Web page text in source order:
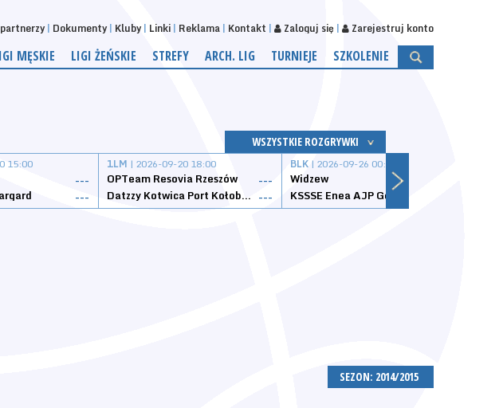
Dokumenty Kluby Linki Reklama Kontakt Zaloguj się Zarejestruj konto
MĘSKIE LIGI ŻEŃSKIE STREFY ARCH. LIG TURNIEJE SZKOLENIE
WSZYSTKIE ROZGRYWKI
15:00
---
---
1LM | 2026-09-20 18:00
OPTeam Resovia Rzeszów
---
Datzzy Kotwica Port Kołobrzeg ---
BLK | 2026-09-26 00:00
Widzew
SEZON: 2014/2015